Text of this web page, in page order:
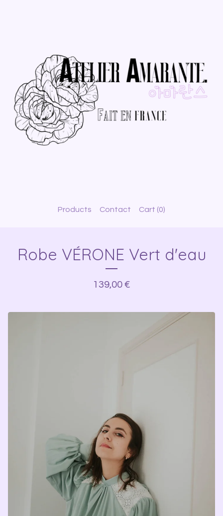
Products Contact Cart (0)
Robe VÉRONE Vert d'eau
139,00 €